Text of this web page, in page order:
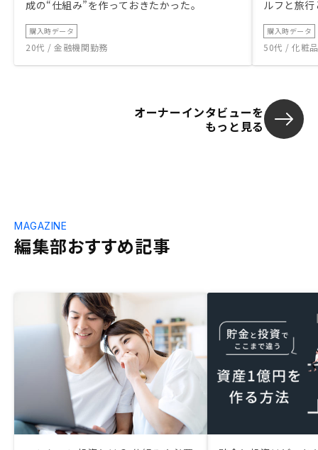
成の“仕組み”を作っておきたかった。
購入時データ
20代 / 金融機関勤務
ルフと旅
購入時データ
50代 / 化粧
オーナーインタビューを
もっと見る
編集部おすすめ記事
MAGAZINE